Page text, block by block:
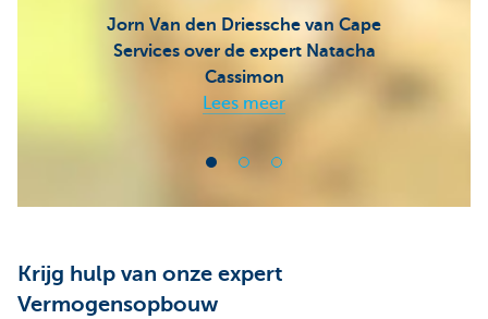
Jorn Van den Driessche van Cape
Services over de expert Natacha
Cassimon
Lees meer
Krijg hulp van onze expert
Vermogensopbouw